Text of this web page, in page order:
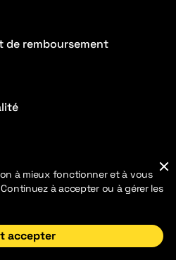
Deutsch
de remboursement
Ma bibliothèque
à mieux fonctionner et à vous
à accepter ou à gérer les
accepter